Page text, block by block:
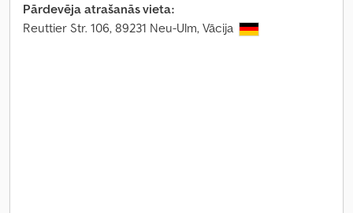
Pārdevēja atrašanās vieta:
Reuttier Str. 106, 89231 Neu-Ulm, Vācija